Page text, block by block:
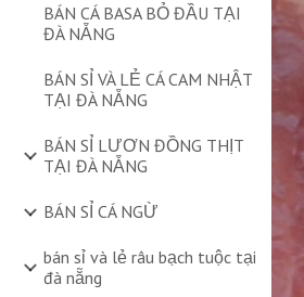
BÁN CÁ BASA BỎ ĐẦU TẠI
ĐÀ NẴNG
BÁN SỈ VÀ LẺ CÁ CAM NHẬT
TẠI ĐÀ NẴNG
BÁN SỈ LƯƠN ĐỒNG THỊT
TẠI ĐÀ NẴNG
BÁN SỈ CÁ NGỪ
bán sỉ và lẻ râu bạch tuộc tại
đà nẵng